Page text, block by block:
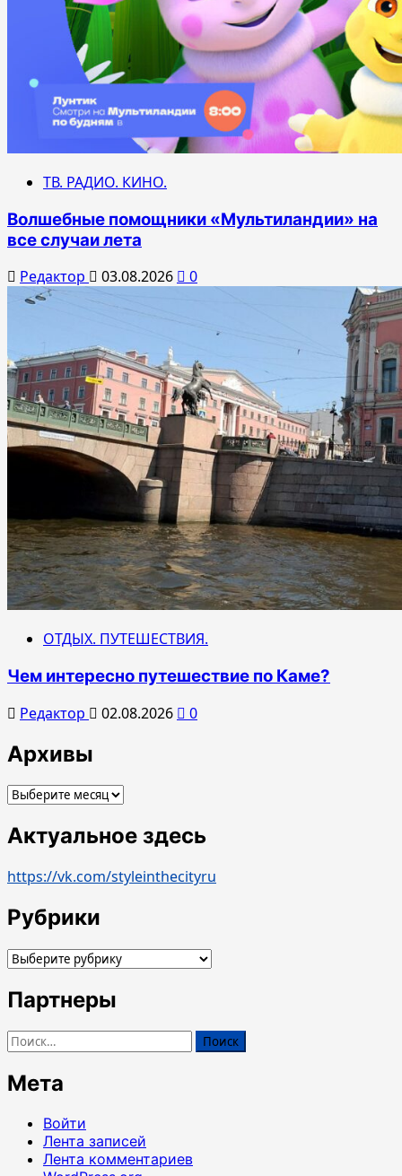
ТВ. РАДИО. КИНО.
Волшебные помощники «Мультиландии» на
все случаи лета
Редактор 03.08.2026 0
ОТДЫХ. ПУТЕШЕСТВИЯ.
Чем интересно путешествие по Каме?
Редактор 02.08.2026 0
Архивы
Архивы
Актуальное здесь
https://vk.com/styleinthecityru
Рубрики
Рубрики
Партнеры
Найти:
Мета
Войти
Лента записей
Лента комментариев